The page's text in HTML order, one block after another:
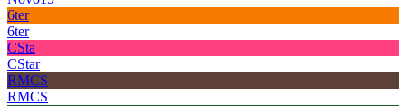
6ter
6ter
CSta
CStar
RMCS
RMCS